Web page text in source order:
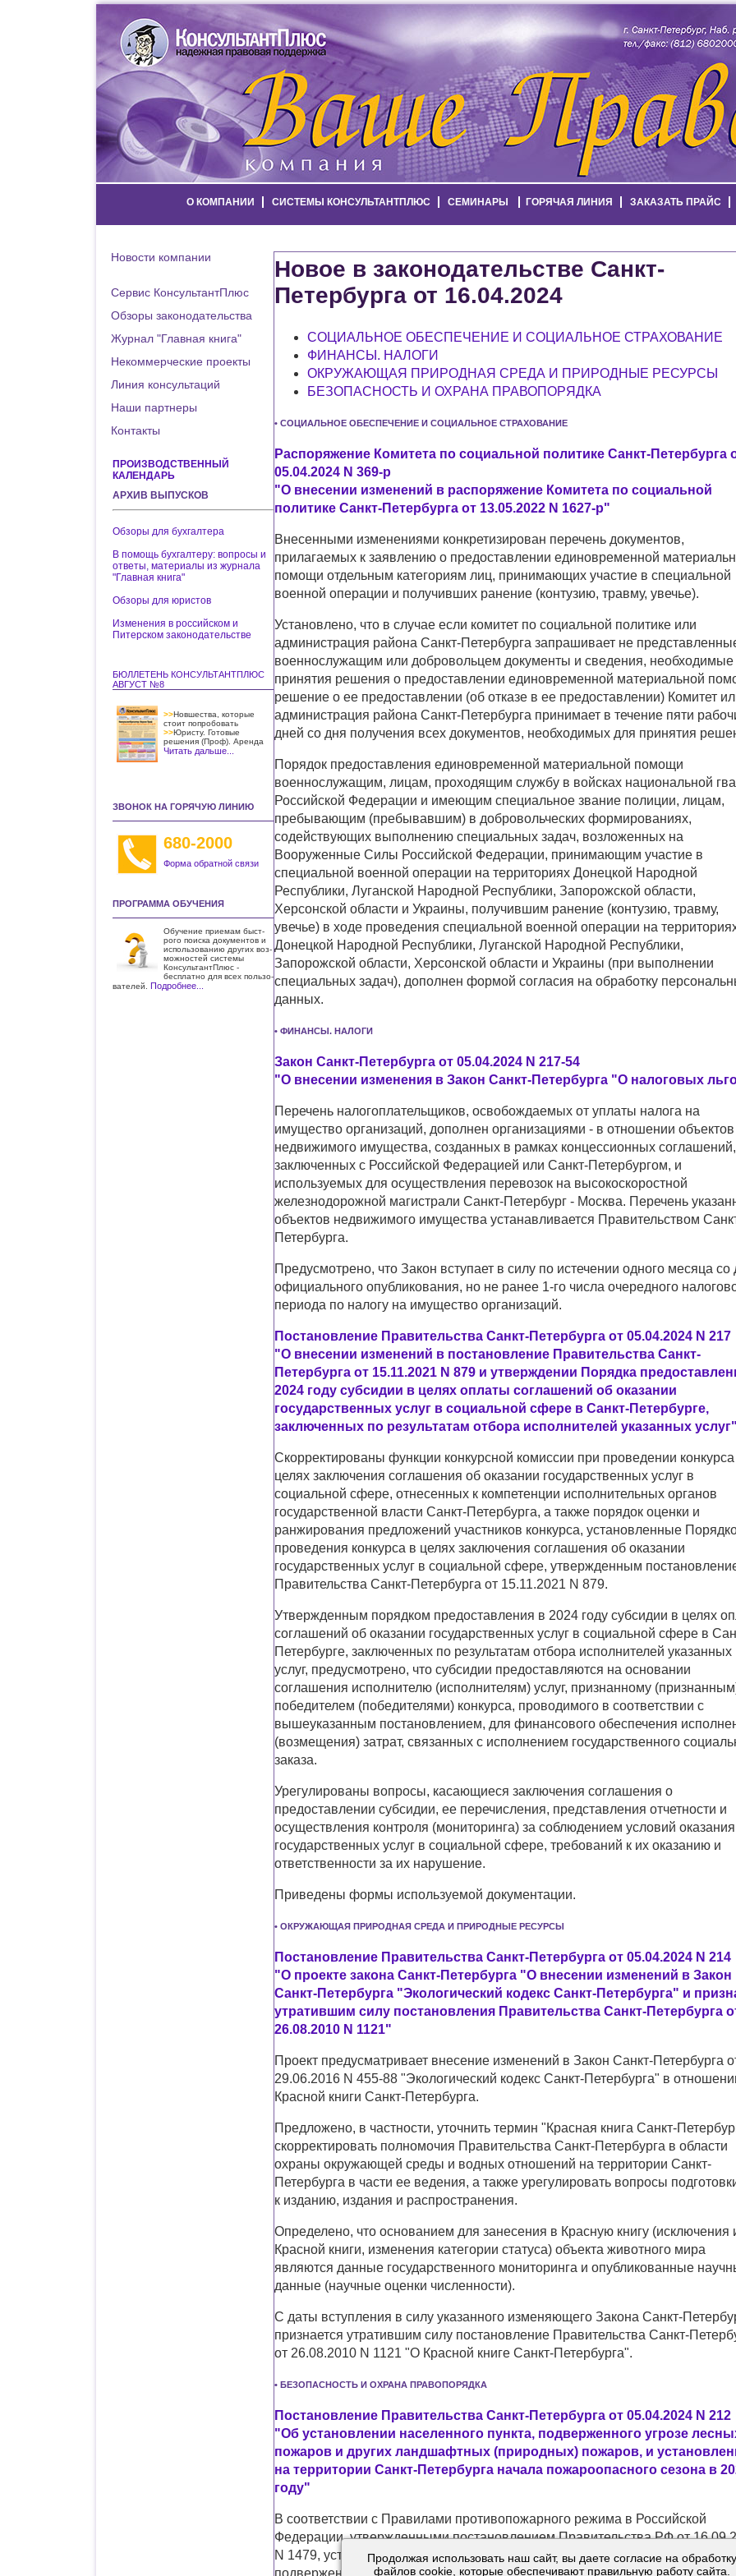
О КОМПАНИИ СИСТЕМЫ КОНСУЛЬТАНТПЛЮС СЕМИНАРЫ ГОРЯЧАЯ ЛИНИЯ ЗАКАЗАТЬ ПРАЙС
Новости компании
Сервис КонсультантПлюс
Обзоры законодательства
Журнал "Главная книга"
Некоммерческие проекты
Линия консультаций
Наши партнеры
Контакты
ПРОИЗВОДСТВЕННЫЙ
КАЛЕНДАРЬ
АРХИВ ВЫПУСКОВ
Обзоры для бухгалтера
В помощь бухгалтеру: вопросы и
ответы, материалы из журнала
"Главная книга"
Обзоры для юристов
Изменения в российском и
Питерском законодательстве
БЮЛЛЕТЕНЬ КОНСУЛЬТАНТПЛЮС
АВГУСТ №8
>>Новшества, которые
стоит попробовать
>>Юристу. Готовые
решения (Проф). Аренда
Читать дальше...
ЗВОНОК НА ГОРЯЧУЮ ЛИНИЮ
680-2000
Форма обратной связи
ПРОГРАММА ОБУЧЕНИЯ
Обучение приемам быст­
рого поиска документов и
использо­ванию других воз­
можностей системы
КонсультантПлюс -
бесплатно для всех пользо­
вателей. Подробнее...
Новое в законодательстве Санкт-
Петербурга от 16.04.2024
СОЦИАЛЬНОЕ ОБЕСПЕЧЕНИЕ И СОЦИАЛЬНОЕ СТРАХОВАНИЕ
ФИНАНСЫ. НАЛОГИ
ОКРУЖАЮЩАЯ ПРИРОДНАЯ СРЕДА И ПРИРОДНЫЕ РЕСУРСЫ
БЕЗОПАСНОСТЬ И ОХРАНА ПРАВОПОРЯДКА
• СОЦИАЛЬНОЕ ОБЕСПЕЧЕНИЕ И СОЦИАЛЬНОЕ СТРАХОВАНИЕ
Распоряжение Комитета по социальной политике Санкт-Петербурга
05.04.2024 N 369-р
"О внесении изменений в распоряжение Комитета по социальной
политике Санкт-Петербурга от 13.05.2022 N 1627-р"
Внесенными изменениями конкретизирован перечень документов,
прилагаемых к заявлению о предоставлении единовременной
помощи отдельным категориям лиц, принимающих участие в специальной
военной операции и получивших ранение (контузию, травму, увечье).
Установлено, что в случае если комитет по социальной политике или
администрация района Санкт-Петербурга запрашивает не
военнослужащим или добровольцем документы и сведения, необходимые
принятия решения о предоставлении единовременной материальной
решение о ее предоставлении (об отказе в ее предоставлении) Комитет
администрация района Санкт-Петербурга принимает в течение пяти
дней со дня получения всех документов, необходимых для принятия
Порядок предоставления единовременной материальной помощи
военнослужащим, лицам, проходящим службу в войсках национальной
Российской Федерации и имеющим специальное звание полиции, лицам,
пребывающим (пребывавшим) в добровольческих формированиях,
содействующих выполнению специальных задач, возложенных на
Вооруженные Силы Российской Федерации, принимающим участие в
специальной военной операции на территориях Донецкой Народной
Республики, Луганской Народной Республики, Запорожской области,
Херсонской области и Украины, получившим ранение (контузию, травму,
увечье) в ходе проведения специальной военной операции на
Донецкой Народной Республики, Луганской Народной Республики,
Запорожской области, Херсонской области и Украины (при выполнении
специальных задач), дополнен формой согласия на обработку
данных.
• ФИНАНСЫ. НАЛОГИ
Закон Санкт-Петербурга от 05.04.2024 N 217-54
"О внесении изменения в Закон Санкт-Петербурга "О налоговых
Перечень налогоплательщиков, освобождаемых от уплаты налога на
имущество организаций, дополнен организациями - в отношении объектов
недвижимого имущества, созданных в рамках концессионных соглашений,
заключенных с Российской Федерацией или Санкт-Петербургом, и
используемых для осуществления перевозок на высокоскоростной
железнодорожной магистрали Санкт-Петербург - Москва. Перечень
объектов недвижимого имущества устанавливается Правительством
Петербурга.
Предусмотрено, что Закон вступает в силу по истечении одного месяца со
официального опубликования, но не ранее 1-го числа очередного
периода по налогу на имущество организаций.
Постановление Правительства Санкт-Петербурга от 05.04.2024 N 217
"О внесении изменений в постановление Правительства Санкт-
Петербурга от 15.11.2021 N 879 и утверждении Порядка
2024 году субсидии в целях оплаты соглашений об оказании
государственных услуг в социальной сфере в Санкт-Петербурге,
заключенных по результатам отбора исполнителей указанных услуг"
Скорректированы функции конкурсной комиссии при проведении конкурса
целях заключения соглашения об оказании государственных услуг в
социальной сфере, отнесенных к компетенции исполнительных органов
государственной власти Санкт-Петербурга, а также порядок оценки и
ранжирования предложений участников конкурса, установленные
проведения конкурса в целях заключения соглашения об оказании
государственных услуг в социальной сфере, утвержденным
Правительства Санкт-Петербурга от 15.11.2021 N 879.
Утвержденным порядком предоставления в 2024 году субсидии в целях
соглашений об оказании государственных услуг в социальной сфере в
Петербурге, заключенных по результатам отбора исполнителей указанных
услуг, предусмотрено, что субсидии предоставляются на основании
соглашения исполнителю (исполнителям) услуг, признанному
победителем (победителями) конкурса, проводимого в соответствии с
вышеуказанным постановлением, для финансового обеспечения
(возмещения) затрат, связанных с исполнением государственного
заказа.
Урегулированы вопросы, касающиеся заключения соглашения о
предоставлении субсидии, ее перечисления, представления отчетности и
осуществления контроля (мониторинга) за соблюдением условий оказания
государственных услуг в социальной сфере, требований к их оказанию и
ответственности за их нарушение.
Приведены формы используемой документации.
• ОКРУЖАЮЩАЯ ПРИРОДНАЯ СРЕДА И ПРИРОДНЫЕ РЕСУРСЫ
Постановление Правительства Санкт-Петербурга от 05.04.2024 N 214
"О проекте закона Санкт-Петербурга "О внесении изменений в Закон
Санкт-Петербурга "Экологический кодекс Санкт-Петербурга" и
утратившим силу постановления Правительства Санкт-Петербурга
26.08.2010 N 1121"
Проект предусматривает внесение изменений в Закон Санкт-Петербурга
29.06.2016 N 455-88 "Экологический кодекс Санкт-Петербурга" в
Красной книги Санкт-Петербурга.
Предложено, в частности, уточнить термин "Красная книга Санкт-
скорректировать полномочия Правительства Санкт-Петербурга в области
охраны окружающей среды и водных отношений на территории Санкт-
Петербурга в части ее ведения, а также урегулировать вопросы
к изданию, издания и распространения.
Определено, что основанием для занесения в Красную книгу (исключения
Красной книги, изменения категории статуса) объекта животного мира
являются данные государственного мониторинга и опубликованные
данные (научные оценки численности).
С даты вступления в силу указанного изменяющего Закона Санкт-
признается утратившим силу постановление Правительства Санкт-
от 26.08.2010 N 1121 "О Красной книге Санкт-Петербурга".
• БЕЗОПАСНОСТЬ И ОХРАНА ПРАВОПОРЯДКА
Постановление Правительства Санкт-Петербурга от 05.04.2024 N 212
"Об установлении населенного пункта, подверженного угрозе
пожаров и других ландшафтных (природных) пожаров, и
на территории Санкт-Петербурга начала пожароопасного сезона в
году"
В соответствии с Правилами противопожарного режима в Российской
Федерации, утвержденными постановлением Правительства РФ от
N 1479, установлено, что Санкт-Петербург является населенным пунктом,
подверженным угрозе лесных и других ландшафтных (природных)
Продолжая использовать наш сайт, вы даете согласие на обработку
файлов cookie, которые обеспечивают правильную работу сайта.